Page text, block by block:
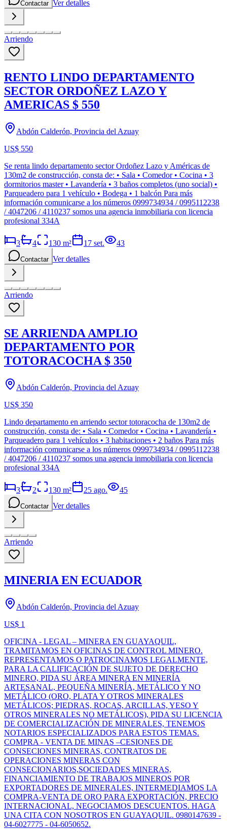
Contactar Ver detalles
Arriendo
RENTO LINDO DEPARTAMENTO
SECTOR ORDOÑEZ LAZO Y
AMERICAS $ 550
Abdón Calderón, Provincia del Azuay
US$ 550
Se renta lindo departamento sector Ordoñez Lazo y Américas de
130m2 de construcción, consta de: • Sala • Comedor • Cocina • 3
dormitorios master • Lavandería • 3 baños completos (uno social) •
Parqueadero para 1 vehículo • Bodega • 1 balcón Para más
información comunicarse a los números 0999734934 / 0995112238
/ 4047206 / 4110237 somos una agencia inmobiliaria con licencia
profesional 334A
3 4 130 m² 17 set. 43
Contactar Ver detalles
Arriendo
SE ARRIENDA AMPLIO
DEPARTAMENTO POR
TOTORACOCHA $ 350
Abdón Calderón, Provincia del Azuay
US$ 350
Lindo departamento en arriendo sector totoracocha de 130m2 de
construcción, consta de: • Sala • Comedor • Cocina • Lavandería •
Parqueadero para 1 vehículos • 3 habitaciones • 2 baños Para más
información comunicarse a los números 0999734934 / 0995112238
/ 4047206 / 4110237 somos una agencia inmobiliaria con licencia
profesional 334A
3 2 130 m² 25 ago. 45
Contactar Ver detalles
Arriendo
MINERIA EN ECUADOR
Abdón Calderón, Provincia del Azuay
US$ 1
OFICINA - LEGAL – MINERA EN GUAYAQUIL,
TRAMITAMOS EN OFICINAS DE CONTROL MINERO.
REPRESENTAMOS O PATROCINAMOS LEGALMENTE,
PARA LA CALIFICACIÓN DE SUJETO DE DERECHO
MINERO, PIDA SU ÁREA MINERA EN MINERÍA
ARTESANAL, PEQUEÑA MINERÍA, METÁLICO Y NO
METÁLICO (ORO, PLATA Y OTROS MINERALES
METÁLICOS; PIEDRAS, ROCAS, ARCILLAS, YESO Y
OTROS MINERALES NO METÁLICOS), PIDA SU LICENCIA
DE COMERCIALIZACIÓN DE MINERALES, TENEMOS
NOTARIOS ESPECIALIZADOS PARA ESTOS TEMAS.
COMPRA - VENTA DE MINAS –CESIONES DE
CONSECIONES MINERAS, CONTRATOS DE
OPERACIONES MINERAS CON
CONSECIONARIOS,SOCIEDADES MINERAS,
FINANCIAMIENTO DE TRABAJOS MINEROS POR
EXPORTADORES DE MINERALES, INTERMEDIAMOS LA
COMPRA-VENTA DE ORO PARA EXPORTACIÓN, PRECIO
INTERNACIONAL, NEGOCIAMOS DESCUENTOS. HAGA
UNA CITA CON NOSOTROS EN GUAYAQUIL. 0980147639 -
04-6027775 - 04-6050652.